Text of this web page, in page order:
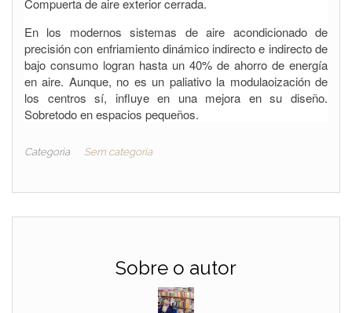
Compuerta de aire exterior cerrada.
En los modernos sistemas de aire acondicionado de
precisión con enfriamiento dinámico indirecto e indirecto de
bajo consumo logran hasta un 40% de ahorro de energía
en aire. Aunque, no es un paliativo la modulaoización de
los centros sí, influye en una mejora en su diseño.
Sobretodo en espacios pequeños.
Categoria Sem categoria
Sobre o autor